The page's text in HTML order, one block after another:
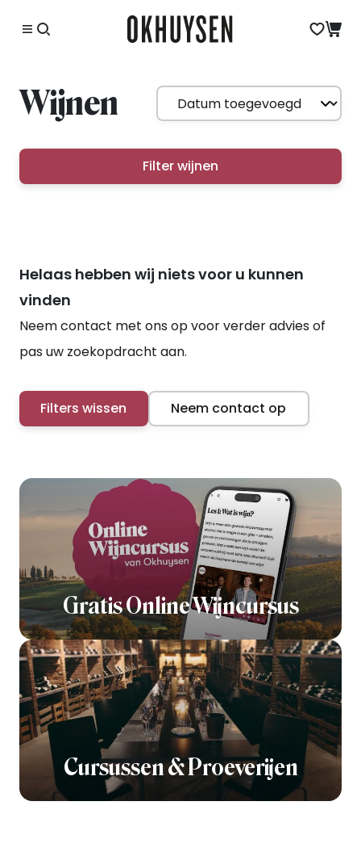
Wijnen
Filter wijnen
Helaas hebben wij niets voor u kunnen
vinden
Neem contact met ons op voor verder advies of
pas uw zoekopdracht aan.
Filters wissen Neem contact op
Gratis Online Wijncursus
Cursussen & Proeverijen